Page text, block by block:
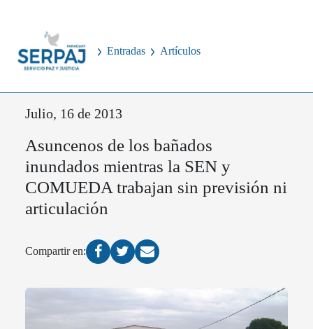
Entradas Artículos
Julio, 16 de 2013
Asuncenos de los bañados
inundados mientras la SEN y
COMUEDA trabajan sin previsión ni
articulación
Compartir en: